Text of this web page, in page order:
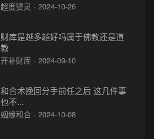
超度婴灵 · 2024-10-26
财库是越多越好吗属于佛教还是道
教
开补财库 · 2024-09-10
和合术挽回分手前任之后 这几件事
也不...
姻缘和合 · 2024-10-08